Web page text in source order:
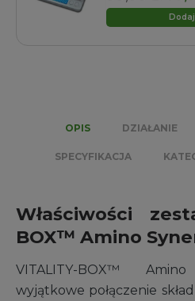
OPIS DZIAŁANIE
SPECYFIKACJA
Właściwości
BOX™ Amino
VITALITY-BOX™
wyjątkowe połączenie